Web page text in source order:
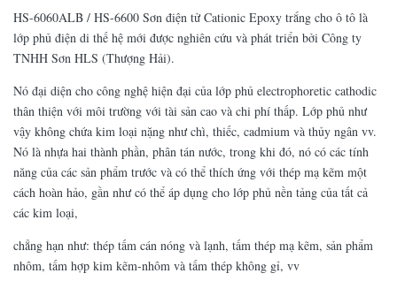
HS-6060ALB / HS-6600 Sơn điện tử Cationic Epoxy trắng cho ô tô là
lớp phủ điện di thế hệ mới được nghiên cứu và phát triển bởi Công ty
TNHH Sơn HLS (Thượng Hải).
Nó đại diện cho công nghệ hiện đại của lớp phủ electrophoretic cathodic
thân thiện với môi trường với tài sản cao và chi phí thấp. Lớp phủ như
vậy không chứa kim loại nặng như chì, thiếc, cadmium và thủy ngân vv.
Nó là nhựa hai thành phần, phân tán nước, trong khi đó, nó có các tính
năng của các sản phẩm trước và có thể thích ứng với thép mạ kẽm một
cách hoàn hảo, gần như có thể áp dụng cho lớp phủ nền tảng của tất cả
các kim loại,
chẳng hạn như: thép tấm cán nóng và lạnh, tấm thép mạ kẽm, sản phẩm
nhôm, tấm hợp kim kẽm-nhôm và tấm thép không gỉ, vv